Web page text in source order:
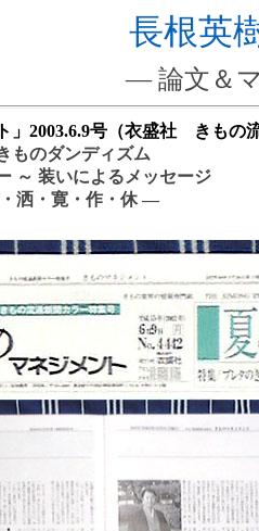
長根英
― 論文＆
」2003.6.9号（衣盛社 きもの
のダンディズム
装いによるメッセージ
・寛・作・休 ―